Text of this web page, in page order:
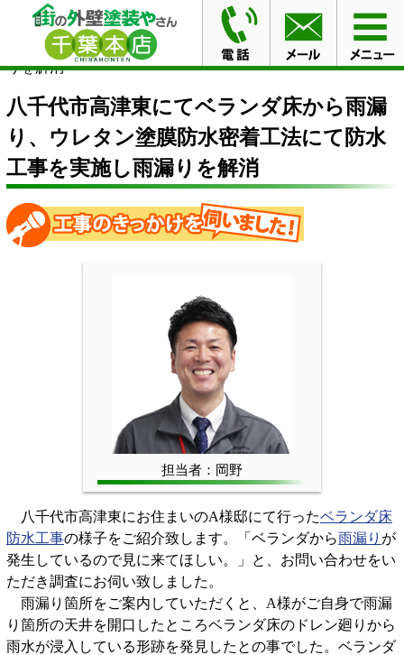
HOME 施工事例
八千代市高津東にてベランダ床から雨
漏り、ウレタン塗膜防水密着工法にて防水工事を実施し雨漏
りを解消
八千代市高津東にてベランダ床から雨漏
り、ウレタン塗膜防水密着工法にて防水
工事を実施し雨漏りを解消
担当者：岡野
八千代市高津東にお住まいのA様邸にて行ったベランダ床
防水工事の様子をご紹介致します。「ベランダから雨漏り が
発生しているので見に来てほしい。」と、お問い合わせをい
ただき調査にお伺い致しました。
雨漏り箇所をご案内していただくと、A様がご自身で雨漏
り箇所の天井を開口したところベランダ床のドレン廻りから
雨水が浸入している形跡を発見したとの事でした。ベランダ